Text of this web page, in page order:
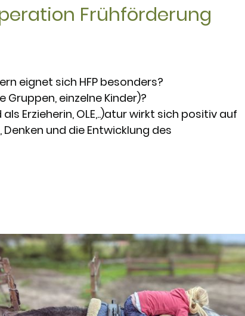
Frühförderung
eignet sich HFP besonders?
einzelne Kinder)?
Erzieherin, OLE,..)atur wirkt sich positiv auf
und die Entwicklung des